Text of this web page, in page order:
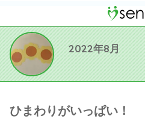
2022年8月
ひまわりがいっぱい！